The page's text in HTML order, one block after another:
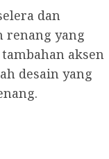
dan
renang yang
aksen
desain yang